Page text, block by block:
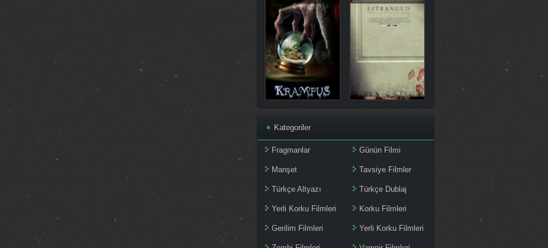
Kategoriler
Fragmanlar Günün Filmi
Manşet Tavsiye Filmler
Türkçe Altyazı Türkçe Dublaj
Yerli Korku Filmleri Korku Filmleri
Gerilim Filmleri Yerli Korku Filmleri